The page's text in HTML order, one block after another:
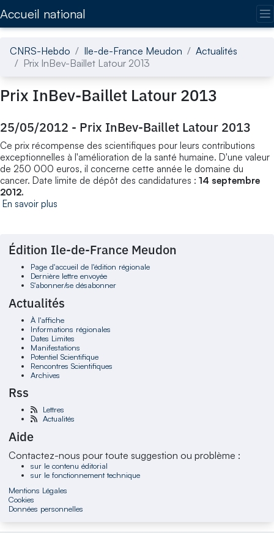
Accueil national
CNRS-Hebdo Ile-de-France Meudon
Actualités
Prix InBev-Baillet Latour 2013
Prix InBev-Baillet Latour 2013
25/05/2012 - Prix InBev-Baillet Latour 2013
Ce prix récompense des scientifiques pour leurs contributions
exceptionnelles à l'amélioration de la santé humaine. D'une valeur
de 250 000 euros, il concerne cette année le domaine du
cancer. Date limite de dépôt des candidatures : 14 septembre
2012.
En savoir plus
Édition Ile-de-France Meudon
Page d'accueil de l'édition régionale
Dernière lettre envoyée
S'abonner/se désabonner
Actualités
À l'affiche
Informations régionales
Dates Limites
Manifestations
Potentiel Scientifique
Rencontres Scientifiques
Archives
Rss
Lettres
Actualités
Aide
Contactez-nous pour toute suggestion ou problème :
sur le contenu éditorial
sur le fonctionnement technique
Mentions Légales
Cookies
Données personnelles